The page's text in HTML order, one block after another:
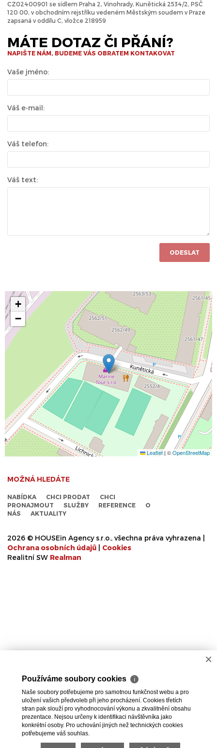
CZ02400901 se sídlem Praha 2, Vinohrady, Kunětická 2534/2, PSČ
120 00, v obchodním rejstříku vedeném Městským soudem v Praze
zapsaná v oddílu C, vložce 218959
MÁTE DOTAZ ČI PŘÁNÍ?
NAPIŠTE NÁM, BUDEME VÁS OBRATEM KONTAKOVAT
Vaše jméno:
Váš e-mail:
Váš telefon:
Váš text:
ODESLAT
+
−
Leaflet | ©OpenStreetMap
MOŽNÁ HLEDÁTE
NABÍDKA CHCI PRODAT
CHCI
PRONAJMOUT
SLUŽBY REFERENCE
O
NÁS
AKTUALITY
2026 © HOUSEin Agency s.r.o., všechna práva vyhrazena |
Ochrana osobních údajů
Cookies
Realitní SW Realman
×
Používáme soubory cookies ℹ
Naše soubory potřebujeme pro samotnou funkčnost webu a pro
uložení vašich předvoleb při jeho procházení. Cookies třetích
stran pak slouží pro vyhodnocování výkonu a zkvalitnění obsahu
prezentace. Nejsou určeny k identifikaci návštěvníka jako
konkrétní osoby. Pro uchování jiných než technických cookies
potřebujeme váš souhlas.